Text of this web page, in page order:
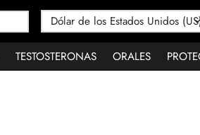
TESTOSTERONAS ORALES